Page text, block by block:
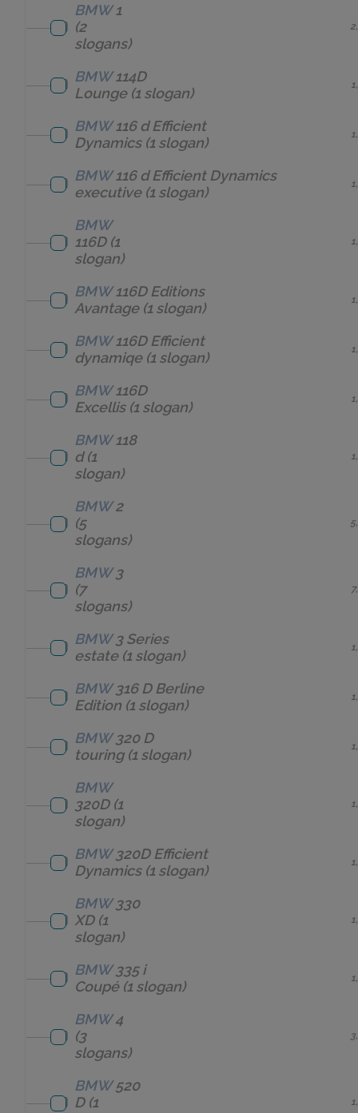
BMW 1
(2
slogans)
BMW 114D
Lounge(1 slogan)
BMW 116 d Efficient
Dynamics(1 slogan)
BMW 116 d Efficient Dynamics
executive(1 slogan)
BMW
116D(1
slogan)
BMW 116D Editions
Avantage(1 slogan)
BMW 116D Efficient
dynamiqe(1 slogan)
BMW 116D
Excellis(1 slogan)
BMW 118
d(1
slogan)
BMW 2
(5
slogans)
BMW 3
(7
slogans)
BMW 3 Series
estate(1 slogan)
BMW 316 D Berline
Edition (1 slogan)
BMW 320 D
touring(1 slogan)
BMW
320D(1
slogan)
BMW 320D Efficient
Dynamics(1 slogan)
BMW 330
XD(1
slogan)
BMW 335 i
Coupé(1 slogan)
BMW 4
(3
slogans)
BMW 520
D(1